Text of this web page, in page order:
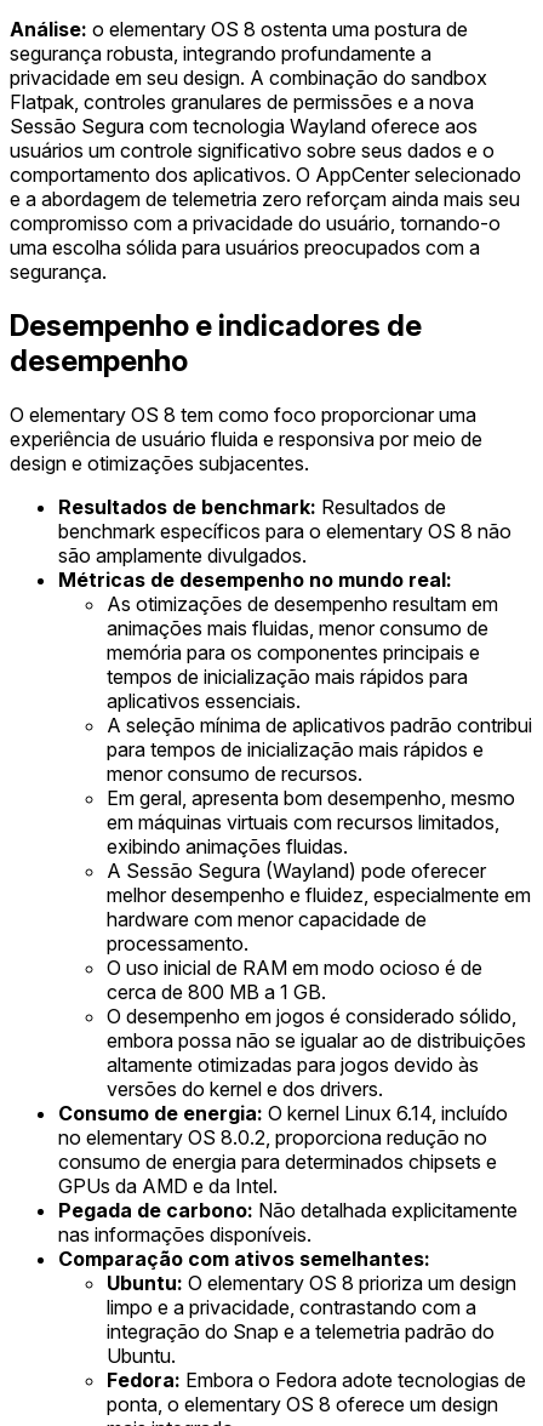
Análise: o elementary OS 8 ostenta uma postura de
segurança robusta, integrando profundamente a
privacidade em seu design. A combinação do sandbox
Flatpak, controles granulares de permissões e a nova
Sessão Segura com tecnologia Wayland oferece aos
usuários um controle significativo sobre seus dados e o
comportamento dos aplicativos. O AppCenter selecionado
e a abordagem de telemetria zero reforçam ainda mais seu
compromisso com a privacidade do usuário, tornando-o
uma escolha sólida para usuários preocupados com a
segurança.
Desempenho e indicadores de
desempenho
O elementary OS 8 tem como foco proporcionar uma
experiência de usuário fluida e responsiva por meio de
design e otimizações subjacentes.
Resultados de benchmark: Resultados de
benchmark específicos para o elementary OS 8 não
são amplamente divulgados.
Métricas de desempenho no mundo real:
As otimizações de desempenho resultam em
animações mais fluidas, menor consumo de
memória para os componentes principais e
tempos de inicialização mais rápidos para
aplicativos essenciais.
A seleção mínima de aplicativos padrão contribui
para tempos de inicialização mais rápidos e
menor consumo de recursos.
Em geral, apresenta bom desempenho, mesmo
em máquinas virtuais com recursos limitados,
exibindo animações fluidas.
A Sessão Segura (Wayland) pode oferecer
melhor desempenho e fluidez, especialmente em
hardware com menor capacidade de
processamento.
O uso inicial de RAM em modo ocioso é de
cerca de 800 MB a 1 GB.
O desempenho em jogos é considerado sólido,
embora possa não se igualar ao de distribuições
altamente otimizadas para jogos devido às
versões do kernel e dos drivers.
Consumo de energia: O kernel Linux 6.14, incluído
no elementary OS 8.0.2, proporciona redução no
consumo de energia para determinados chipsets e
GPUs da AMD e da Intel.
Pegada de carbono: Não detalhada explicitamente
nas informações disponíveis.
Comparação com ativos semelhantes:
Ubuntu: O elementary OS 8 prioriza um design
limpo e a privacidade, contrastando com a
integração do Snap e a telemetria padrão do
Ubuntu.
Fedora: Embora o Fedora adote tecnologias de
ponta, o elementary OS 8 oferece um design